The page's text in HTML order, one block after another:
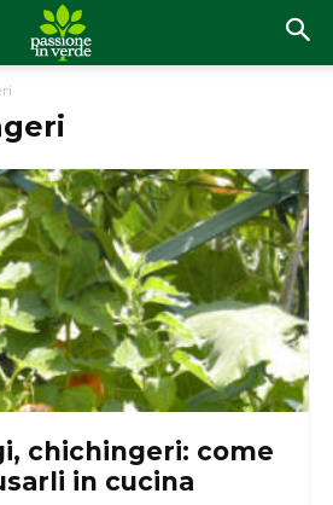
chichingeri: come
in cucina